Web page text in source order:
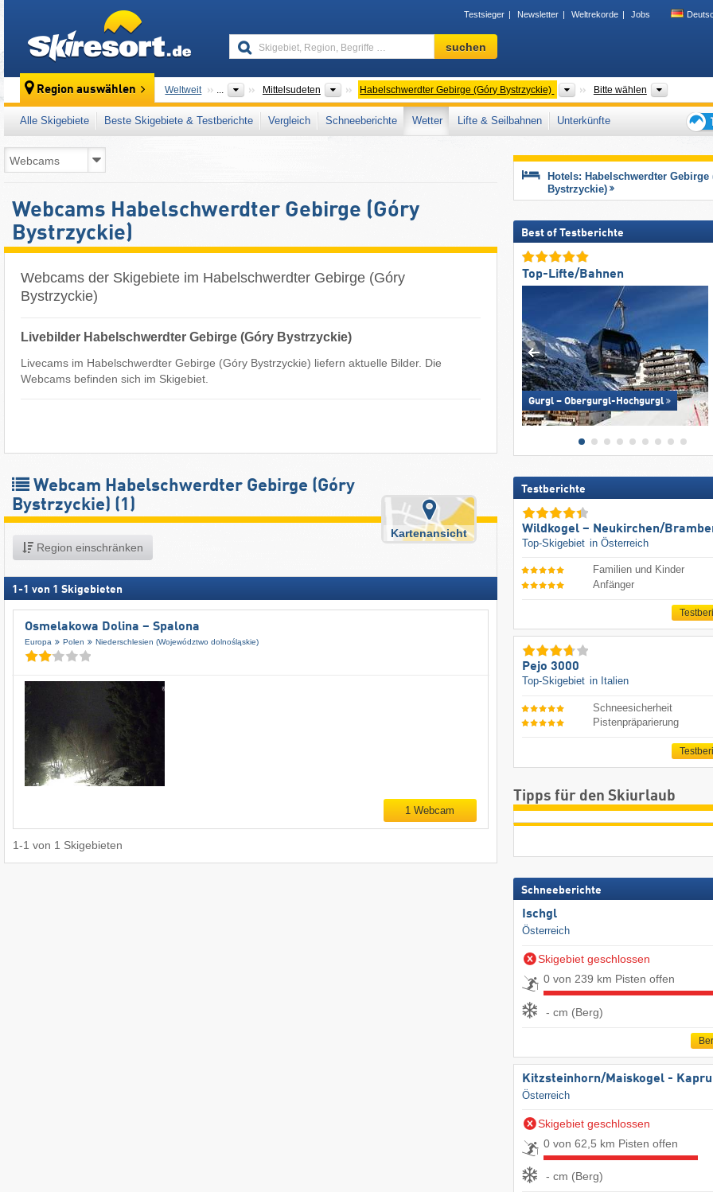
Testsieger Newsletter Weltrekorde Jobs
Skigebiet,
Region,
…
suchen
Region auswählen Weltweit ... Mittelsudeten Übergeordnete Gebirge
Habelschwerdter Gebirge (Góry Bystrzyckie) Gebirgszüge
Bitte wählen
Alle Skigebiete Beste Skigebiete & Testberichte Vergleich Schneeberichte Wetter Lifte & Seilbahnen
Unterkünfte
für
den
Webcams Habelschwerdter Gebirge (Góry
Bystrzyckie)
Webcams der Skigebiete im Habelschwerdter Gebirge (Góry
Bystrzyckie)
Livebilder Habelschwerdter Gebirge (Góry Bystrzyckie)
Livecams im Habelschwerdter Gebirge (Góry Bystrzyckie) liefern aktuelle Bilder. Die
Webcams befinden sich im Skigebiet.
Webcam Habelschwerdter Gebirge (Góry
Bystrzyckie) (1)
Region einschränken
Kartenansicht
1 -1 von 1 Skigebieten
Osmelakowa Dolina – Spalona
Europa Polen Niederschlesien (Województwo dolnośląskie)
1 Webcam
1-1 von 1 Skigebieten
Hotels: Habelschwerdter Gebirge
Bystrzyckie)
Best of Testberichte
Top-Lifte/Bahnen
Gurgl – Obergurgl-Hochgurgl
Testberichte
Wildkogel – Neukirchen/​
Top-Skigebiet in Österreich
Familien und Kinder
Anfänger
Pejo 3000
Top-Skigebiet in Italien
Schneesicherheit
Pistenpräparierung
Tipps für den Skiurlaub
Schneeberichte
Ischgl
Österreich
Skigebiet geschlossen
0 von 239 km Pisten offen
- cm (Berg)
Kitzsteinhorn/​Maiskogel -
Österreich
Skigebiet geschlossen
0 von 62,5 km Pisten offen
- cm (Berg)